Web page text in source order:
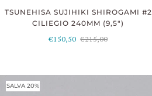
TSUNEHISA SUJIHIKI SHIROGAMI #2
CILIEGIO 240MM (9,5")
€150,50 €215,00
SALVA 20%